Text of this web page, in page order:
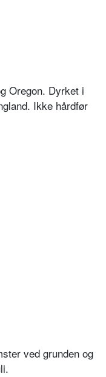
Oregon. Dyrket i
Ikke hårdfør
ved grunden og